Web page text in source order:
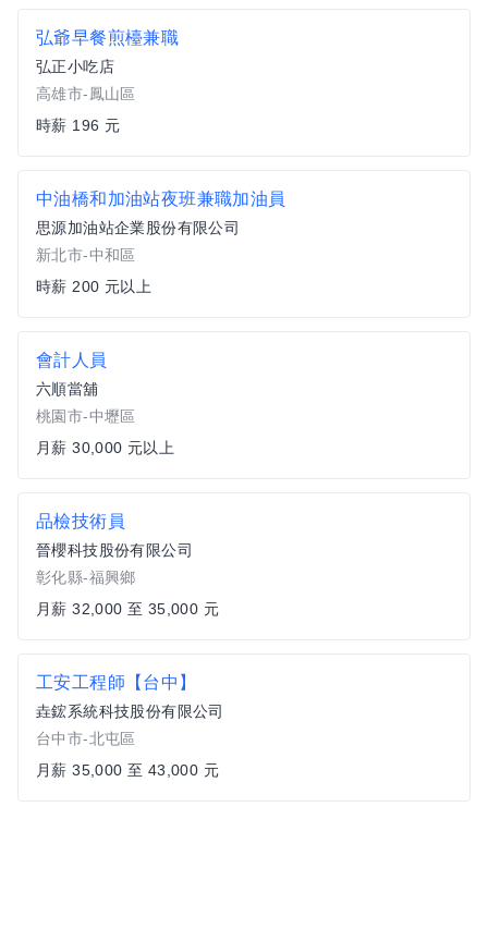
弘爺早餐煎檯兼職
弘正小吃店
高雄市-鳳山區
時薪 196 元
中油橋和加油站夜班兼職加油員
思源加油站企業股份有限公司
新北市-中和區
時薪 200 元以上
會計人員
六順當舖
桃園市-中壢區
月薪 30,000 元以上
品檢技術員
晉櫻科技股份有限公司
彰化縣-福興鄉
月薪 32,000 至 35,000 元
工安工程師【台中】
垚鋐系統科技股份有限公司
台中市-北屯區
月薪 35,000 至 43,000 元